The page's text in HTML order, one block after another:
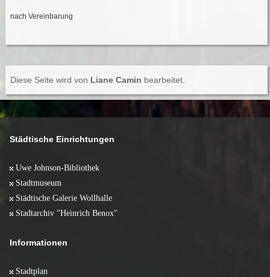
nach Vereinbarung
Diese Seite wird von Liane Camin bearbeitet.
Städtische Einrichtungen
Uwe Johnson-Bibliothek
Stadtmuseum
Städtische Galerie Wollhalle
Stadtarchiv "Heinrich Benox"
Informationen
Stadtplan